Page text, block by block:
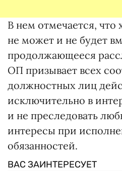
В нем отмечается, что
не может и не будет
продолжающееся
ОП призывает всех
должностных лиц
исключительно в
и не преследовать
интересы при
обязанностей.
ВАС ЗАИНТЕРЕСУЕТ